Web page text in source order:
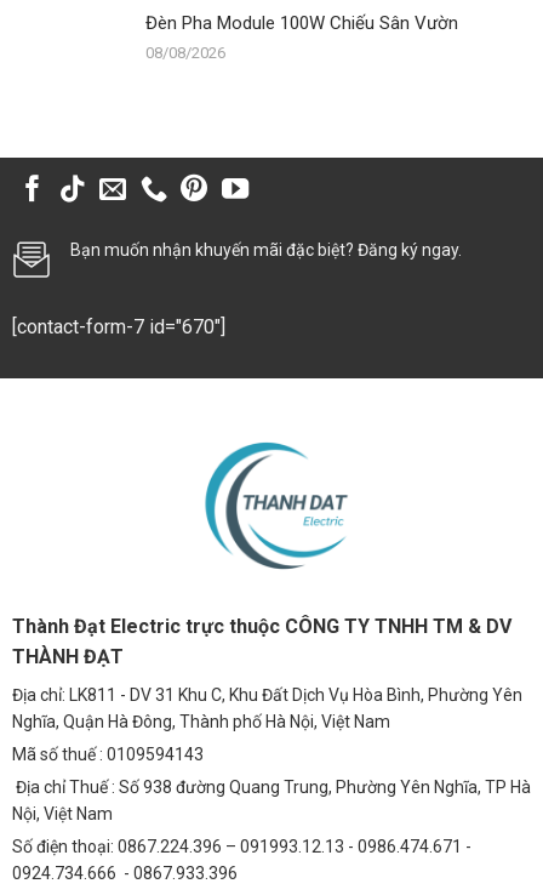
Đèn Pha Module 100W Chiếu Sân Vườn
08/08/2026
Bạn muốn nhận khuyến mãi đặc biệt? Đăng ký ngay.
[contact-form-7 id="670"]
Thành Đạt Electric trực thuộc CÔNG TY TNHH TM & DV
THÀNH ĐẠT
Địa chỉ: LK811 - DV 31 Khu C, Khu Đất Dịch Vụ Hòa Bình, Phường Yên
Nghĩa, Quận Hà Đông, Thành phố Hà Nội, Việt Nam
Mã số thuế : 0109594143
Địa chỉ Thuế : Số 938 đường Quang Trung, Phường Yên Nghĩa, TP Hà
Nội, Việt Nam
Số điện thoại: 0867.224.396 – 091993.12.13 - 0986.474.671 -
0924.734.666 - 0867.933.396